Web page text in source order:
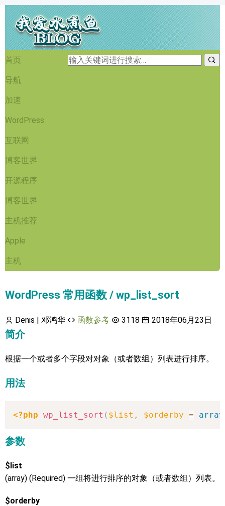
首页
导航
加速
WordPress
互联网
博客世界
开源程序
博客世界
主机推荐
Apple
主机
WordPress 常用函数 / wp_list_sort
Denis | 邓鸿华 函数参考 3118 2018年06月23日
简介
根据一个或者多个字段对对象（或者数组）列表进行排序。
用法
<?php wp_list_sort ( $list , $orderby = array
参数
$list
(array) (Required) 一组将进行排序的对象（或者数组）列表。
$orderby